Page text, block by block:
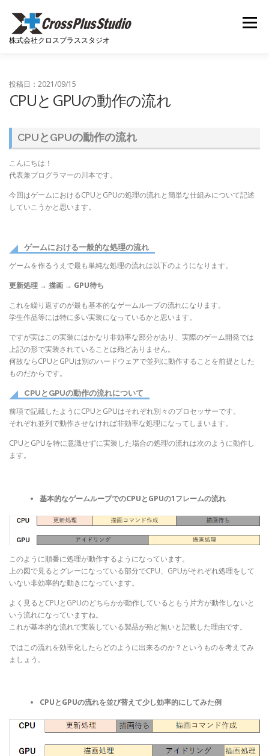
株式会社クロスプラススタジオ
メニュー
投稿日：2021/09/15
CPUとGPUの動作の流れ
CPUとGPUの動作の流れ
こんにちは！
代表兼プログラマーの川本です。
今回はゲームにおけるCPUとGPUの処理の流れと簡単な仕組みについて記述
していこうかと思います。
ゲームにおける一般的な処理の流れ
ゲームを作るうえで最も単純な処理の流れは以下のようになります。
更新処理 → 描画 → GPU待ち
これを繰り返すのが最も基本的なゲームループの流れになります。
学生作品等には特に多い実装になっているかと思います。
ですが実はこの実装にはかなり非効率な部分があり、実際のゲーム開発では
上記の形で実装されていることは殆どありません。
何故ならCPUとGPUは別のハードウェアで並列に動作することを前提とした
ものだからです。
CPUとGPUの動作の流れについて
前項で記載したようにCPUとGPUはそれぞれ別々のプロセッサーです。
それぞれ並列で動作させなければ非効率な処理になってしまいます。
CPUとGPUを特に意識せずに実装した場合の処理の流れは次のように動作し
ます。
基本的なゲームループでのCPUとGPUの1フレームの流れ
このように順番に処理が動作するようになっています。
上の図で見るとグレーになっている部分でCPU、GPUがそれぞれ処理をして
いない非効率的な動きになっています。
よく見るとCPUとGPUのどちらかが動作しているともう片方が動作しないと
いう流れになっていますね。
これが基本的な流れで実装している製品が殆ど無いと記載した理由です。
ではこの流れを効率化したらどのように出来るのか？というものを考えてみ
ましょう。
CPUとGPUの流れを並び替えて少し効率的にしてみた例